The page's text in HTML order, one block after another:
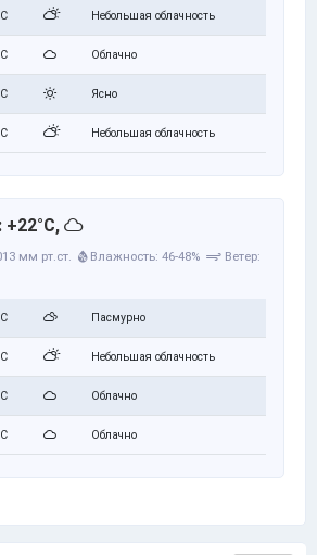
Небольшая облачность
Облачно
Ясно
Небольшая облачность
+22°C,
мм рт.ст. Влажность: 46-48%
Ветер:
Пасмурно
Небольшая облачность
Облачно
Облачно